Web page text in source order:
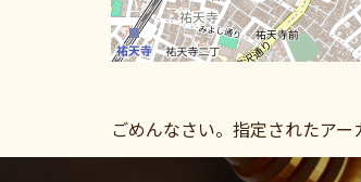
ごめんなさい。指定されたアー